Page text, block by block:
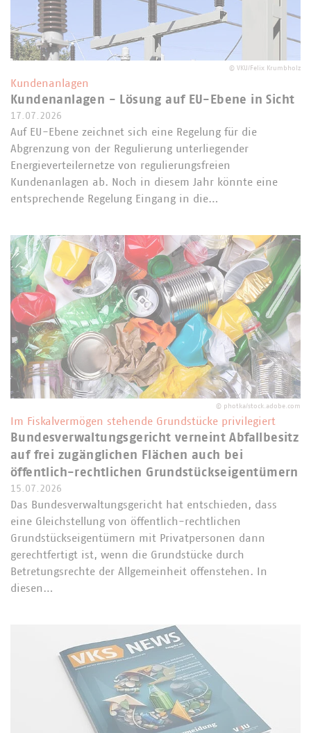
© VKU/Felix Krumbholz
Kundenanlagen
Kundenanlagen - Lösung auf EU-Ebene in Sicht
17.07.2026
Auf EU-Ebene zeichnet sich eine Regelung für die
Abgrenzung von der Regulierung unterliegender
Energieverteilernetze von regulierungsfreien
Kundenanlagen ab. Noch in diesem Jahr könnte eine
entsprechende Regelung Eingang in die…
© photka/stock.adobe.com
Im Fiskalvermögen stehende Grundstücke privilegiert
Bundesverwaltungsgericht verneint Abfallbesitz
auf frei zugänglichen Flächen auch bei
öffentlich-rechtlichen Grundstückseigentümern
15.07.2026
Das Bundesverwaltungsgericht hat entschieden, dass
eine Gleichstellung von öffentlich-rechtlichen
Grundstückseigentümern mit Privatpersonen dann
gerechtfertigt ist, wenn die Grundstücke durch
Betretungsrechte der Allgemeinheit offenstehen. In
diesen…